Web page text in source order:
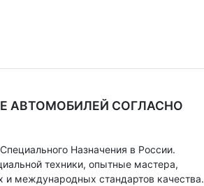
АВТОМОБИЛЕЙ СОГЛАСНО
Назначения в России.
техники, опытные мастера,
и международных стандартов качества.